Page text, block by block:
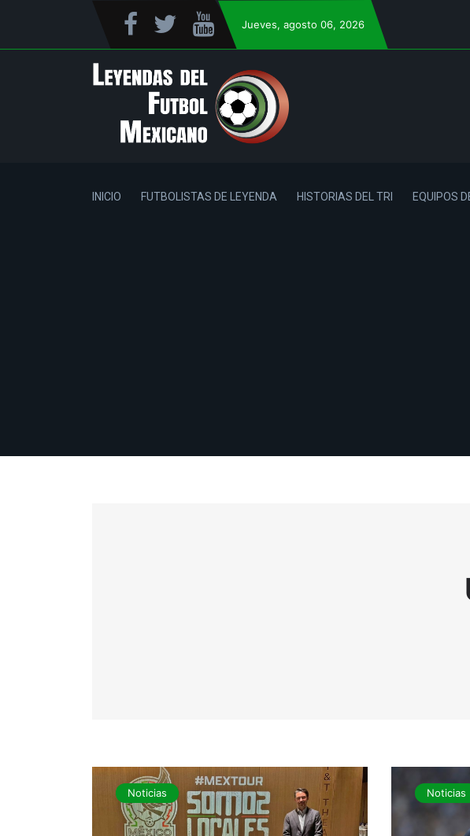
Jueves, agosto 06, 2026
INICIO FUTBOLISTAS DE LEYENDA HISTORIAS DEL TRI EQUIPOS
Noticias Noticias